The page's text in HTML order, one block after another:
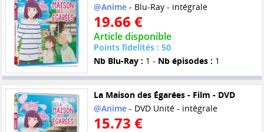
@Anime- Blu-Ray - intégrale
19.66 €
Article disponible
Points fidelités : 50
Nb Blu-Ray : 1 - Nb épisodes : 1
La Maison des Égarées - Film - DVD
@Anime- DVD Unité - intégrale
15.73 €